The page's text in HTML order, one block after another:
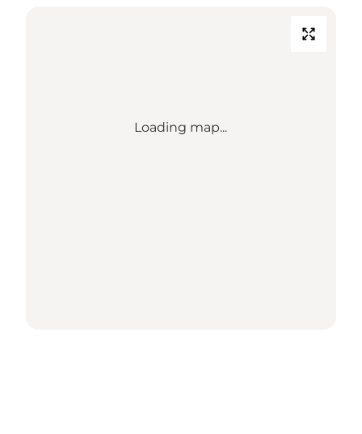
Loading map...